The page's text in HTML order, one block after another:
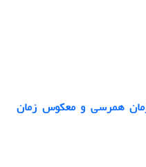
همرسی و معکوس زمان